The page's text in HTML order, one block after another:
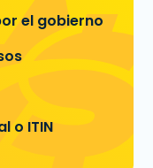
el gobierno
o ITIN